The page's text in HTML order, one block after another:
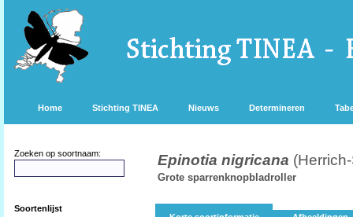
Home Stichting TINEA Nieuws Determineren
Zoeken op soortnaam:
Soortenlijst
Epinotia nigricana
Grote sparrenknopbladroller